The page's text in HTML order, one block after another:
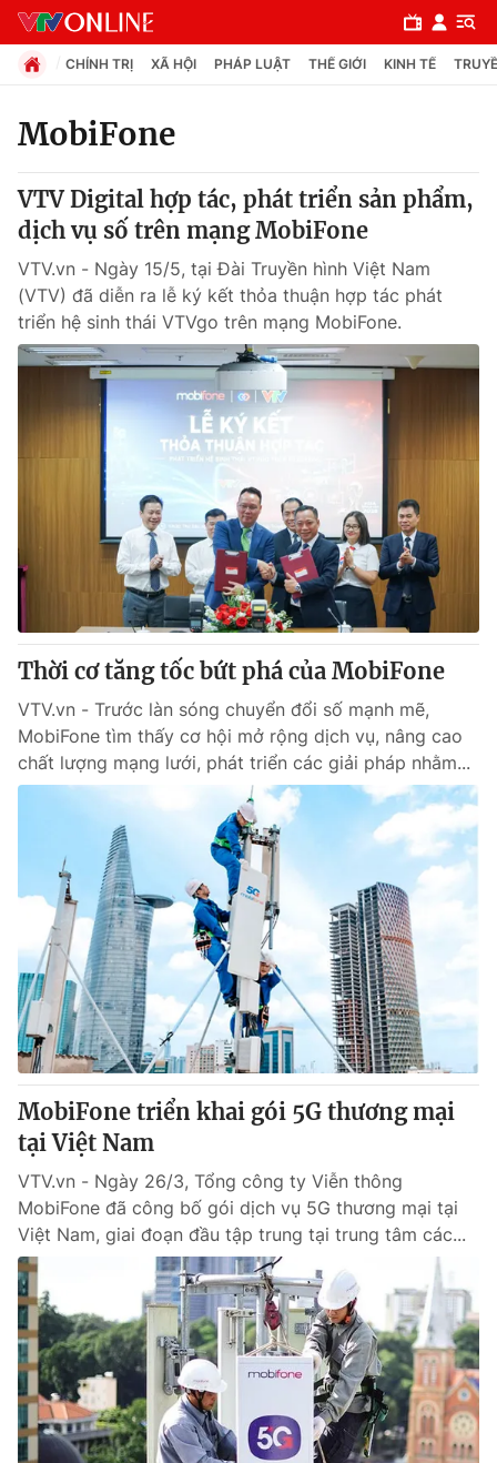
Chuyên mục
Chính trị
Xã hội
Pháp luật
Y tế
Thế giới đó đây
Câu chuyện quốc tế
Kinh tế
Thị trường
Góc doanh nghiệp
Dữ liệu và đời sống
Truyền hình
Phim VTV
Hậu trường
Khán giả
Giải sao mai
Giải trí
Điện ảnh
Làm đẹp
Chất lượng cuộc sống
Giáo dục
Tuyển sinh
Học trực tuyến
Công nghệ
Hitech Công nghệ tương lai
Sản phẩm
Thị trường
Tư vấn
Giao lưu trực tuyến
Lịch phát sóng
Chuyên mục khác
Emagazine Podcast
Photo Infographic
Video Shorts video
VTV Money VTV Thể thao
VTV Sức khoẻ Bất động sản
CHÍNH TRỊ XÃ HỘI PHÁP LUẬT THẾ GIỚI KINH TẾ
MobiFone
VTV Digital hợp tác, phát triển sản phẩm,
dịch vụ số trên mạng MobiFone
VTV.vn - Ngày 15/5, tại Đài Truyền hình Việt Nam
(VTV) đã diễn ra lễ ký kết thỏa thuận hợp tác phát
triển hệ sinh thái VTVgo trên mạng MobiFone.
Thời cơ tăng tốc bứt phá của MobiFone
VTV.vn - Trước làn sóng chuyển đổi số mạnh mẽ,
MobiFone tìm thấy cơ hội mở rộng dịch vụ, nâng cao
chất lượng mạng lưới, phát triển các giải pháp nhằm...
MobiFone triển khai gói 5G thương mại
tại Việt Nam
VTV.vn - Ngày 26/3, Tổng công ty Viễn thông
MobiFone đã công bố gói dịch vụ 5G thương mại tại
Việt Nam, giai đoạn đầu tập trung tại trung tâm các...